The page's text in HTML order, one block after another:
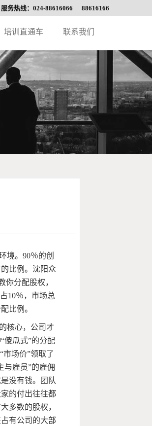
服务热线：024-88616066 88616166
培训直通车 联系我们
境。 90％的创
比例。沈阳众
你分配股权，
10％，市场总
比例。
核心，公司才
傻瓜式”的分配
场价”领取了
与雇员”的雇佣
没有钱。团队
的付出往往都
多数的股权，
有公司的大部